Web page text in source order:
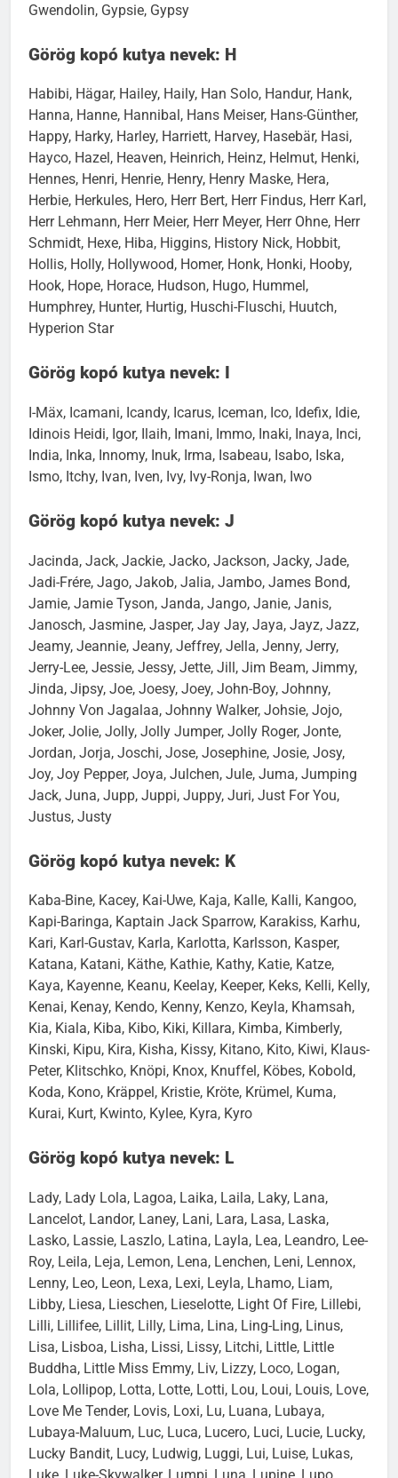
Gwendolin, Gypsie, Gypsy
Görög kopó kutya nevek: H
Habibi, Hägar, Hailey, Haily, Han Solo, Handur, Hank,
Hanna, Hanne, Hannibal, Hans Meiser, Hans-Günther,
Happy, Harky, Harley, Harriett, Harvey, Hasebär, Hasi,
Hayco, Hazel, Heaven, Heinrich, Heinz, Helmut, Henki,
Hennes, Henri, Henrie, Henry, Henry Maske, Hera,
Herbie, Herkules, Hero, Herr Bert, Herr Findus, Herr Karl,
Herr Lehmann, Herr Meier, Herr Meyer, Herr Ohne, Herr
Schmidt, Hexe, Hiba, Higgins, History Nick, Hobbit,
Hollis, Holly, Hollywood, Homer, Honk, Honki, Hooby,
Hook, Hope, Horace, Hudson, Hugo, Hummel,
Humphrey, Hunter, Hurtig, Huschi-Fluschi, Huutch,
Hyperion Star
Görög kopó kutya nevek: I
I-Mäx, Icamani, Icandy, Icarus, Iceman, Ico, Idefix, Idie,
Idinois Heidi, Igor, Ilaih, Imani, Immo, Inaki, Inaya, Inci,
India, Inka, Innomy, Inuk, Irma, Isabeau, Isabo, Iska,
Ismo, Itchy, Ivan, Iven, Ivy, Ivy-Ronja, Iwan, Iwo
Görög kopó kutya nevek: J
Jacinda, Jack, Jackie, Jacko, Jackson, Jacky, Jade,
Jadi-Frére, Jago, Jakob, Jalia, Jambo, James Bond,
Jamie, Jamie Tyson, Janda, Jango, Janie, Janis,
Janosch, Jasmine, Jasper, Jay Jay, Jaya, Jayz, Jazz,
Jeamy, Jeannie, Jeany, Jeffrey, Jella, Jenny, Jerry,
Jerry-Lee, Jessie, Jessy, Jette, Jill, Jim Beam, Jimmy,
Jinda, Jipsy, Joe, Joesy, Joey, John-Boy, Johnny,
Johnny Von Jagalaa, Johnny Walker, Johsie, Jojo,
Joker, Jolie, Jolly, Jolly Jumper, Jolly Roger, Jonte,
Jordan, Jorja, Joschi, Jose, Josephine, Josie, Josy,
Joy, Joy Pepper, Joya, Julchen, Jule, Juma, Jumping
Jack, Juna, Jupp, Juppi, Juppy, Juri, Just For You,
Justus, Justy
Görög kopó kutya nevek: K
Kaba-Bine, Kacey, Kai-Uwe, Kaja, Kalle, Kalli, Kangoo,
Kapi-Baringa, Kaptain Jack Sparrow, Karakiss, Karhu,
Kari, Karl-Gustav, Karla, Karlotta, Karlsson, Kasper,
Katana, Katani, Käthe, Kathie, Kathy, Katie, Katze,
Kaya, Kayenne, Keanu, Keelay, Keeper, Keks, Kelli, Kelly,
Kenai, Kenay, Kendo, Kenny, Kenzo, Keyla, Khamsah,
Kia, Kiala, Kiba, Kibo, Kiki, Killara, Kimba, Kimberly,
Kinski, Kipu, Kira, Kisha, Kissy, Kitano, Kito, Kiwi, Klaus-
Peter, Klitschko, Knöpi, Knox, Knuffel, Köbes, Kobold,
Koda, Kono, Kräppel, Kristie, Kröte, Krümel, Kuma,
Kurai, Kurt, Kwinto, Kylee, Kyra, Kyro
Görög kopó kutya nevek: L
Lady, Lady Lola, Lagoa, Laika, Laila, Laky, Lana,
Lancelot, Landor, Laney, Lani, Lara, Lasa, Laska,
Lasko, Lassie, Laszlo, Latina, Layla, Lea, Leandro, Lee-
Roy, Leila, Leja, Lemon, Lena, Lenchen, Leni, Lennox,
Lenny, Leo, Leon, Lexa, Lexi, Leyla, Lhamo, Liam,
Libby, Liesa, Lieschen, Lieselotte, Light Of Fire, Lillebi,
Lilli, Lillifee, Lillit, Lilly, Lima, Lina, Ling-Ling, Linus,
Lisa, Lisboa, Lisha, Lissi, Lissy, Litchi, Little, Little
Buddha, Little Miss Emmy, Liv, Lizzy, Loco, Logan,
Lola, Lollipop, Lotta, Lotte, Lotti, Lou, Loui, Louis, Love,
Love Me Tender, Lovis, Loxi, Lu, Luana, Lubaya,
Lubaya-Maluum, Luc, Luca, Lucero, Luci, Lucie, Lucky,
Lucky Bandit, Lucy, Ludwig, Luggi, Lui, Luise, Lukas,